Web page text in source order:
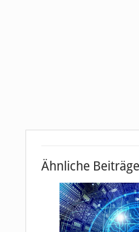
Ähnliche Beiträge